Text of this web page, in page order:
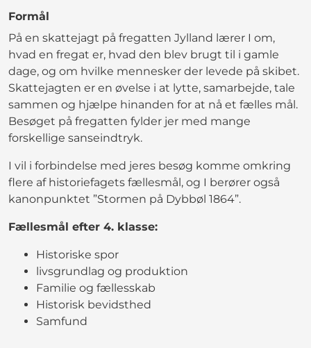
Formål
På en skattejagt på fregatten Jylland lærer I om,
hvad en fregat er, hvad den blev brugt til i gamle
dage, og om hvilke mennesker der levede på skibet.
Skattejagten er en øvelse i at lytte, samarbejde, tale
sammen og hjælpe hinanden for at nå et fælles mål.
Besøget på fregatten fylder jer med mange
forskellige sanseindtryk.
I vil i forbindelse med jeres besøg komme omkring
flere af historiefagets fællesmål, og I berører også
kanonpunktet ”Stormen på Dybbøl 1864”.
Fællesmål efter 4. klasse:
Historiske spor
livsgrundlag og produktion
Familie og fællesskab
Historisk bevidsthed
Samfund